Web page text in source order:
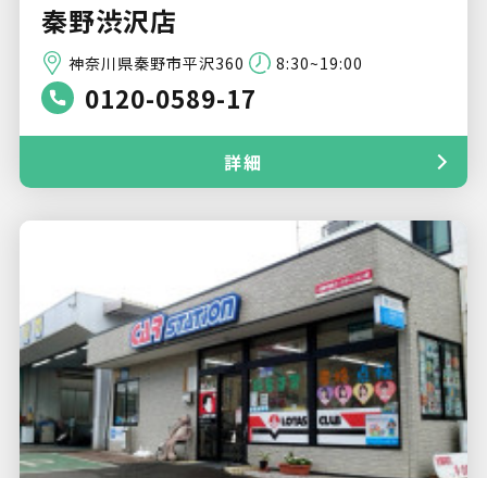
秦野渋沢店
神奈川県秦野市平沢360 8:30~19:00
0120-0589-17
詳細